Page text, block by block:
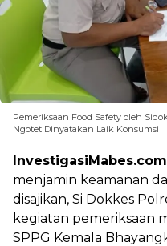
Pemeriksaan Food Safety oleh
Ngotet Dinyatakan Laik Konsumsi
InvestigasiMabes.com
menjamin keamanan
disajikan, Si Dokkes
kegiatan pemeriksaan
SPPG Kemala